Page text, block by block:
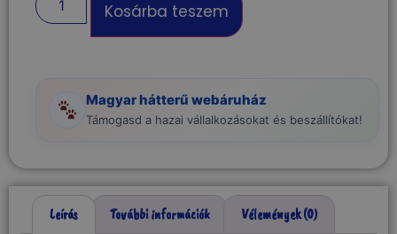
Kosárba teszem
Magyar hátterű webáruház
Támogasd a hazai vállalkozásokat és beszállítókat!
Leírás További információk Vélemények (0)